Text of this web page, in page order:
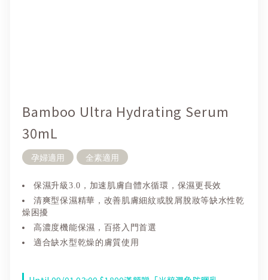
Bamboo Ultra Hydrating Serum
30mL
孕婦適用 全素適用
保濕升級3.0，加速肌膚自體水循環，保濕更長效
清爽型保濕精華，改善肌膚細紋或脫屑脫妝等缺水性乾
燥困擾
高濃度機能保濕，百搭入門首選
適合缺水型乾燥的膚質使用